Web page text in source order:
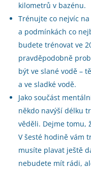
kilometrů v bazénu.
Trénujte co nejvíc
a podmínkách co
budete trénovat ve
pravděpodobně
být ve slané vodě –
a ve sladké vodě.
Jako součást
někdo navýší délku
věděli. Dejme tomu,
V šesté hodině vám
musíte plavat ještě
nebudete mít rádi,